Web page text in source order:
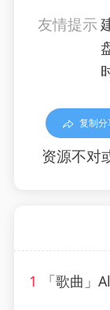
友情提示
复制分
资源不对
1 「歌曲」All